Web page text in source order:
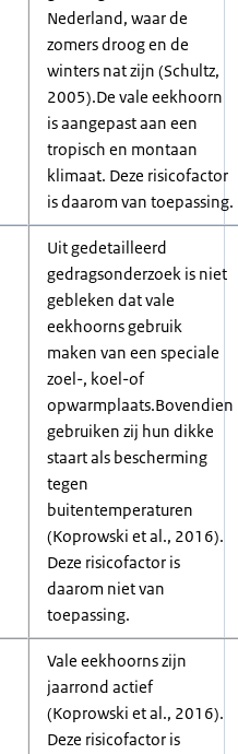
Nederland, waar de
zomers droog en de
winters nat zijn (Schultz,
2005).De vale eekhoorn
is aangepast aan een
tropisch en montaan
klimaat. Deze risicofactor
is daarom van toepassing.
Uit gedetailleerd
gedragsonderzoek is niet
gebleken dat vale
eekhoorns gebruik
maken van een speciale
zoel-, koel-of
opwarmplaats.Bovendien
gebruiken zij hun dikke
staart als bescherming
tegen
buitentemperaturen
(Koprowski et al., 2016).
Deze risicofactor is
daarom niet van
toepassing.
Vale eekhoorns zijn
jaarrond actief
(Koprowski et al., 2016).
Deze risicofactor is